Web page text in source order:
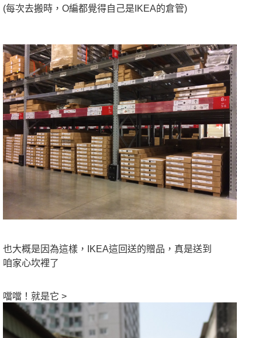
(每次去搬時，O編都覺得自己是IKEA的倉管)
也大概是因為這樣，IKEA這回送的贈品，真是送到
咱家心坎裡了
噹噹！就是它 >